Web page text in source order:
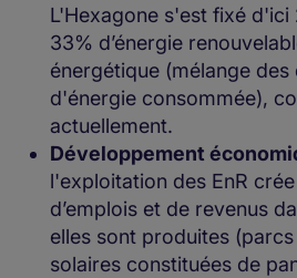
L'Hexagone s'est fixé d'ici
33% d’énergie
énergétique (mélange
d'énergie consommée),
actuellement.
Développement
l'exploitation des EnR
d’emplois et de revenus
elles sont produites
solaires constituées de